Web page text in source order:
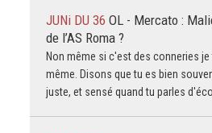
JUNi DU 36 OL - Mercato :
de l’AS Roma ?
Non même si c'est des conneries
même. Disons que tu es bien
juste, et sensé quand tu parles